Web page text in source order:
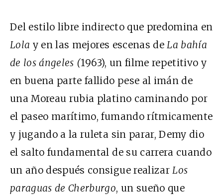
Del estilo libre indirecto que predomina en
Lola y en las mejores escenas deLa bahía
de los ángeles (1963), un filme repetitivo y
en buena parte fallido pese al imán de
una Moreau rubia platino caminando por
el paseo marítimo, fumando rítmicamente
y jugando a la ruleta sin parar, Demy dio
el salto fundamental de su carrera cuando
un año después consigue realizarLos
paraguas de Cherburgo, un sueño que